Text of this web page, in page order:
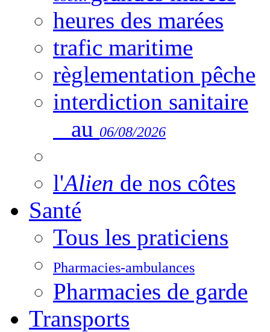
heures des marées
trafic maritime
règlementation pêche
interdiction sanitaire
au 06/08/2026
l'Alien de nos côtes
Santé
Tous les praticiens
Pharmacies-ambulances
Pharmacies de garde
Transports